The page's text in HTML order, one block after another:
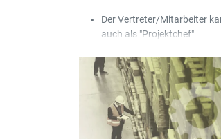
Der Vertreter/Mitarbeiter
auch als "Projektchef"
entsprechenden Feld bei den
Projekten ausgewählt
In der Stammdatei vom
in der Tabelle der Barcodes
Feld "Priorität" sowie eine
Tabelle, um die Lieferanten